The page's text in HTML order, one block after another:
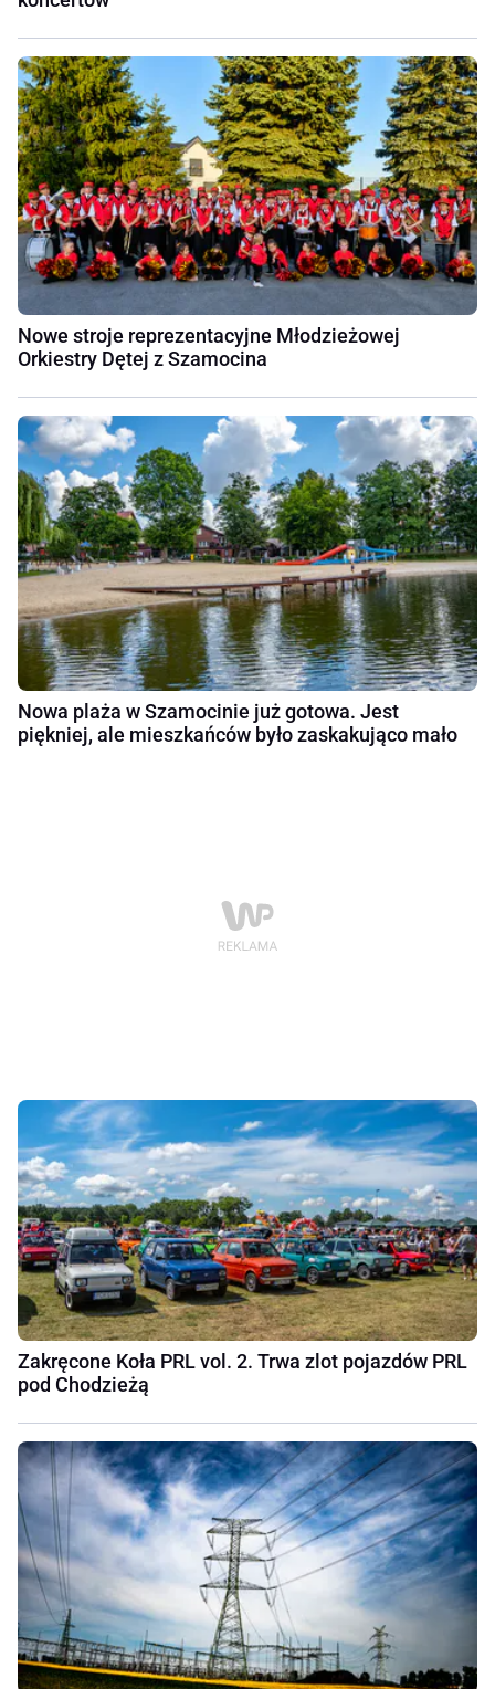
Nowe stroje reprezentacyjne Młodzieżowej
Orkiestry Dętej z Szamocina
Nowa plaża w Szamocinie już gotowa. Jest
piękniej, ale mieszkańców było zaskakująco mało
Zakręcone Koła PRL vol. 2. Trwa zlot pojazdów PRL
pod Chodzieżą